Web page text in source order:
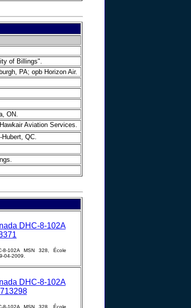
of Billings".
PA; opb Horizon Air.
ON.
Aviation Services.
QC.
8-102A MSN 328, École
04-2009.
8-102A MSN 328, École